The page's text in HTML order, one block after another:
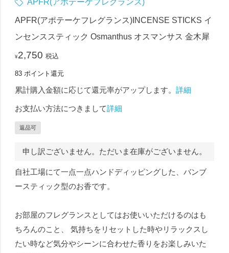
APFR(アポテーケフレグランス)
APFR(アポテーケフレグランス)INCENSE STICKS イ
ンセンススティック Osmanthus オスマンサス 金木犀
¥2,750 税込
83 ポイント還元
累計購入金額に応じて還元率がアップします。詳細
お支払い方法につきまして詳細
返品可
申し訳ございません。ただいま在庫がございません。
自社工場にて一点一点ハンドディッピングした、バンブ
ースティック型のお香です。
お部屋のフレグランスとしてはお使いいただけるのはも
ちろんのこと、 気持ちをリセットした時やリラックスし
たい時など気分やシーンに合わせた香りをお楽しみいた